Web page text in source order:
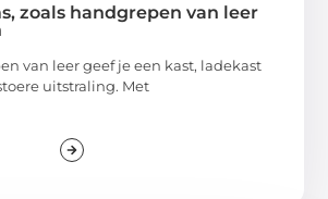
zoals handgrepen van leer
van leer geef je een kast, ladekast
uitstraling. Met